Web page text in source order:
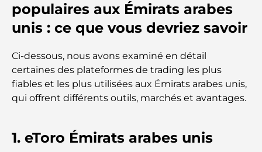
Lamborghini les plus chères jamais construites : la
liste ultime des collectionneurs
L'école GEMS la plus chère de Dubaï : un guide
complet pour les parents
populaires aux Émirats arabes
unis : ce que vous devriez savoir
Ci-dessous, nous avons examiné en détail
certaines des plateformes de trading les plus
fiables et les plus utilisées aux Émirats arabes unis,
qui offrent différents outils, marchés et avantages.
1. eToro Émirats arabes unis